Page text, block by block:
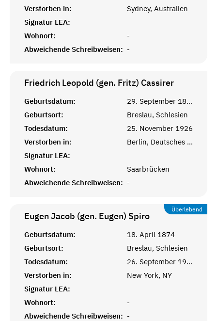
Verstorben in:
Sydney, Australien
Signatur LEA:
Wohnort:
-
Abweichende Schreibweisen: -
Friedrich Leopold (gen. Fritz) Cassirer
Geburtsdatum:
29. September 1871
Geburtsort:
Breslau, Schlesien
Todesdatum:
25. November 1926
Verstorben in:
Berlin, Deutsches Reich
Signatur LEA:
Wohnort:
Saarbrücken
Abweichende Schreibweisen: -
Überlebend
Eugen Jacob (gen. Eugen) Spiro
Geburtsdatum:
18. April 1874
Geburtsort:
Breslau, Schlesien
Todesdatum:
26. September 1972
Verstorben in:
New York, NY
Signatur LEA:
Wohnort:
-
Abweichende Schreibweisen: -